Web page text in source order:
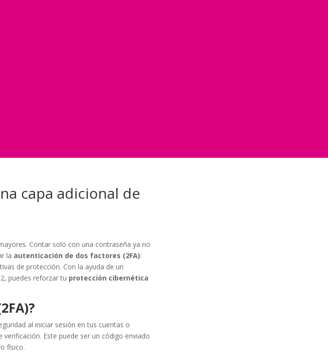
capa adicional de
Contar solo con una contraseña ya no
la autenticación de dos factores (2FA):
de protección. Con la ayuda de un
puedes reforzar tu protección cibernética
al iniciar sesión en tus cuentas o
Este puede ser un código enviado
físico.